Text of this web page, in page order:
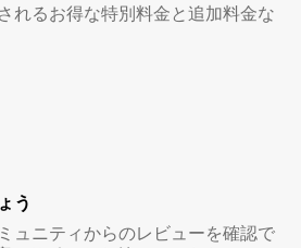
れるお得な特別料金と追加料金な
う
ュニティからのレビューを確認で